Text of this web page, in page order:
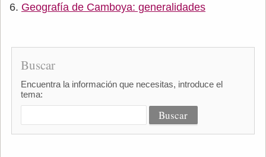
Geografía de Camboya: generalidades
Buscar
Encuentra la información que necesitas, introduce el
tema: